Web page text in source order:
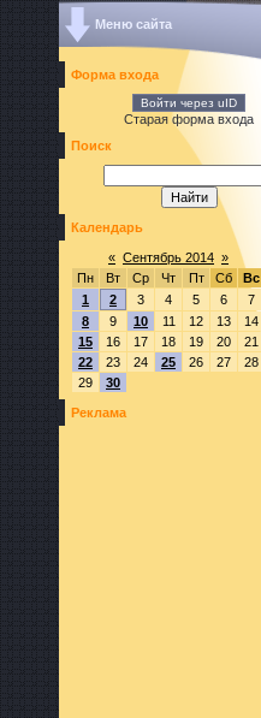
Меню сайта
Форма входа
Войти через uID
Старая форма входа
Поиск
Календарь
« Сентябрь 2014 »
Пн
Вт Ср Чт Пт Сб
Вс
1
2 3 4 5 6
7
8
9 10 11 12 13
14
15
16 17 18 19 20
21
22
23 24 25 26 27
28
29
30
Реклама